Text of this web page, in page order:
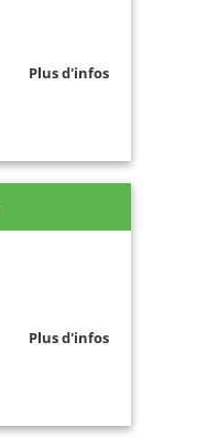
Plus d'infos
Plus d'infos